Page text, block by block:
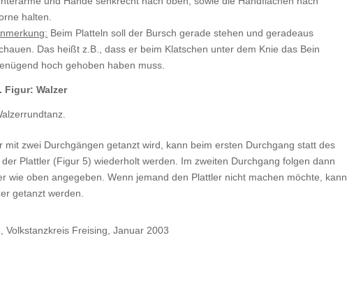
halten.
Beim Platteln soll der Bursch gerade stehen und geradeaus
Das heißt z.B., dass er beim Klatschen unter dem Knie das Bein
hoch gehoben haben muss.
Figur: Walzer
mit zwei Durchgängen getanzt wird, kann beim ersten Durchgang statt des
Plattler (Figur 5) wiederholt werden. Im zweiten Durchgang folgen dann
wie oben angegeben. Wenn jemand den Plattler nicht machen möchte, kann
getanzt werden.
Volkstanzkreis Freising, Januar 2003